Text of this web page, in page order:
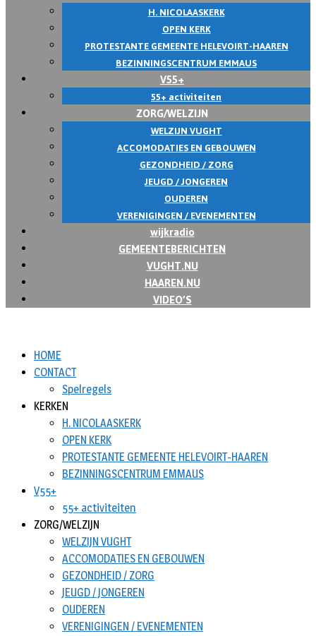
H. NICOLAASKERK
OPEN KERK
PROTESTANTE GEMEENTE HELEVOIRT-HAAREN
BEZINNINGSCENTRUM EMMAUS
V55+
55+ activiteiten
ZORG/WELZIJN
WELZIJN VUGHT
ACCOMODATIES EN GEBOUWEN
GEZONDHEID / ZORG
JEUGD / JONGEREN
OUDEREN
VERENIGINGEN / EVENEMENTEN
wijkradio
GEMEENTEBERICHTEN
VUGHT.NU
HAAREN.NU
VIDEO’S
HOME
CONTACT
Spelregels
KERKEN
H. NICOLAASKERK
OPEN KERK
PROTESTANTE GEMEENTE HELEVOIRT-HAAREN
BEZINNINGSCENTRUM EMMAUS
V55+
55+ activiteiten
ZORG/WELZIJN
WELZIJN VUGHT
ACCOMODATIES EN GEBOUWEN
GEZONDHEID / ZORG
JEUGD / JONGEREN
OUDEREN
VERENIGINGEN / EVENEMENTEN